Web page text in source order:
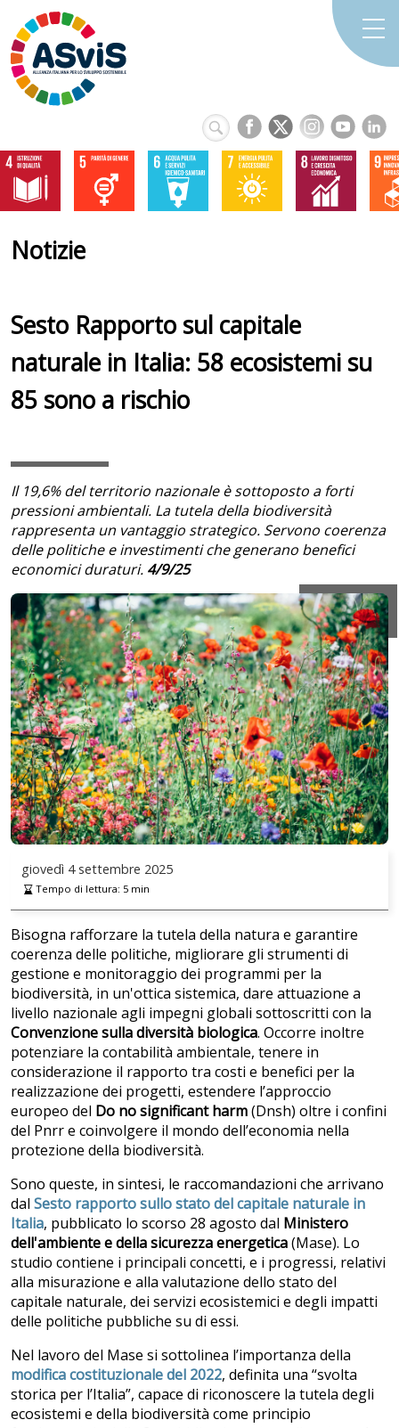
Notizie
Sesto Rapporto sul capitale
naturale in Italia: 58 ecosistemi su
85 sono a rischio
Il 19,6% del territorio nazionale è sottoposto a forti
pressioni ambientali. La tutela della biodiversità
rappresenta un vantaggio strategico. Servono coerenza
delle politiche e investimenti che generano benefici
economici duraturi. 4/9/25
giovedì 4 settembre 2025
Tempo di lettura: 5min
Bisogna rafforzare la tutela della natura e garantire
coerenza delle politiche, migliorare gli strumenti di
gestione e monitoraggio dei programmi per la
biodiversità, in un'ottica sistemica, dare attuazione a
livello nazionale agli impegni globali sottoscritti con la
Convenzione sulla diversità biologica. Occorre inoltre
potenziare la contabilità ambientale, tenere in
considerazione il rapporto tra costi e benefici per la
realizzazione dei progetti, estendere l’approccio
europeo del Do no significant harm(Dnsh) oltre i confini
del Pnrr e coinvolgere il mondo dell’economia nella
protezione della biodiversità.
Sono queste, in sintesi, le raccomandazioni che arrivano
dal Sesto rapporto sullo stato del capitale naturale in
Italia, pubblicato lo scorso 28 agosto dal Ministero
dell'ambiente e della sicurezza energetica(Mase). Lo
studio contiene i principali concetti, e i progressi, relativi
alla misurazione e alla valutazione dello stato del
capitale naturale, dei servizi ecosistemici e degli impatti
delle politiche pubbliche su di essi.
Nel lavoro del Mase si sottolinea l’importanza della
modifica costituzionale del 2022, definita una “svolta
storica per l’Italia”, capace di riconoscere la tutela degli
ecosistemi e della biodiversità come principio